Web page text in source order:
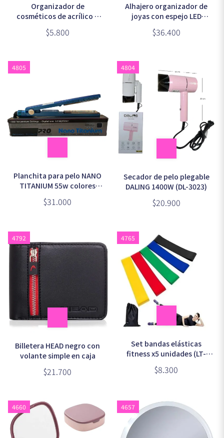
Organizador de
cosméticos de acrílico 9
compartimientos para
labial 10cm (JN-809)
$5.800
Alhajero organizador de
joyas con espejo LED
recargable 16x12cm
(CY094)
$36.400
4805
Planchita para pelo NANO
TITANIUM 55w colores
surtidos (S-1134)
$31.000
4804
Secador de pelo plegable
DALING 1400W (DL-3023)
$20.900
4792
Billetera HEAD negro con
volante simple en caja
$21.700
4765
Set bandas elásticas
fitness x5 unidades (LT-
$8.300
4660 4657